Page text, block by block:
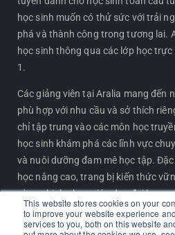
This website stores cookies on your
to improve your website experience
services to you, both on this website
b
o
o
k
a
g
r
a
a
d
s
o
k
học sinh muốn có thử sức với trải
phá và thành công trong tương lai.
học sinh thông qua các lớp học
1.
Các giảng viên tại Aralia mang đến
phù hợp với nhu cầu và sở thích
chỉ tập trung vào các môn học
học sinh khám phá các lĩnh vực
và nuôi dưỡng đam mê học tập.
học nâng cao, trang bị kiến thức
sàng chinh phục giáo dục đại học.
CHƯƠNG TRÌNH NỔI BẬT